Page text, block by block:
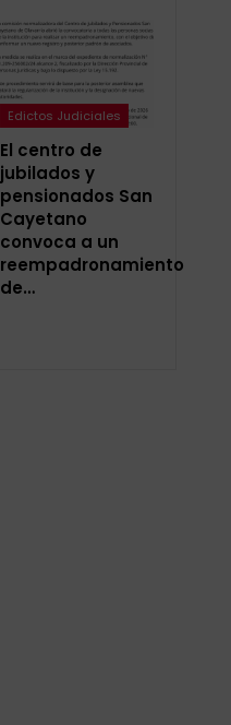
Edictos Judiciales
El centro de
jubilados y
pensionados San
Cayetano
convoca a un
reempadronamiento
de…